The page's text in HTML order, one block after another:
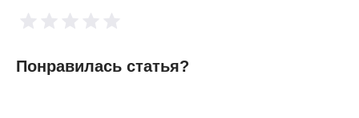
Понравилась статья?